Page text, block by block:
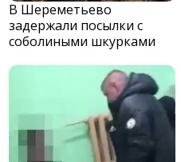
В Шереметьево
задержали посылки с
соболиными шкурками